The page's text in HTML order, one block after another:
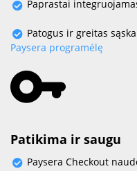
Paprastai
Patogus ir greitas
Paysera programėlę
Patikima ir saugu
Paysera Checkout